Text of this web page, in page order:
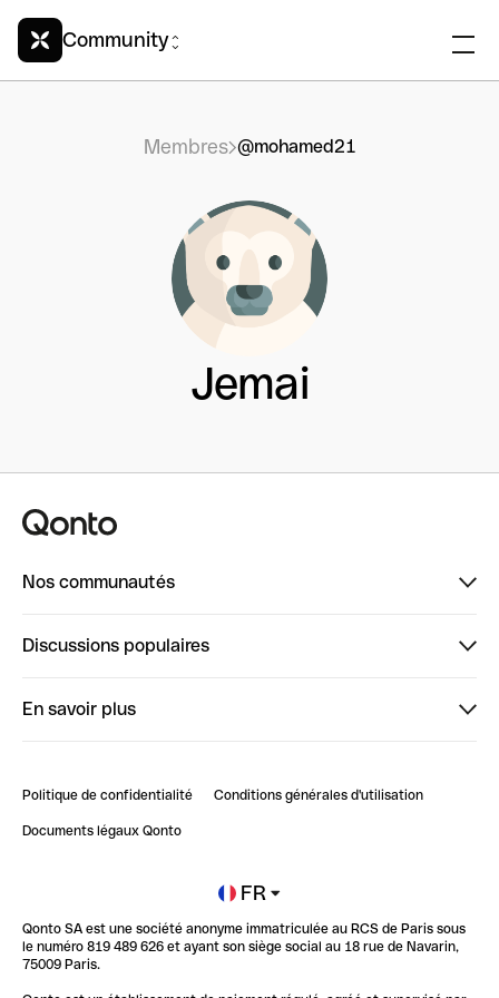
Community
Membres @mohamed21
Jemai
Nos communautés
ClubQonto
Discussions populaires
Impact de l'IA sur les carrières/productivité
En savoir plus
Blog
Newsroom
Glossaire finance
Politique de confidentialité Conditions générales d'utilisation
Documents légaux Qonto
FR
Qonto SA est une société anonyme immatriculée au RCS de Paris sous
le numéro 819 489 626 et ayant son siège social au 18 rue de Navarin,
75009 Paris.